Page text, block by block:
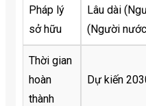
Pháp lý
sở hữu
Lâu dài
(Người
Thời gian
hoàn
thành
Dự kiến